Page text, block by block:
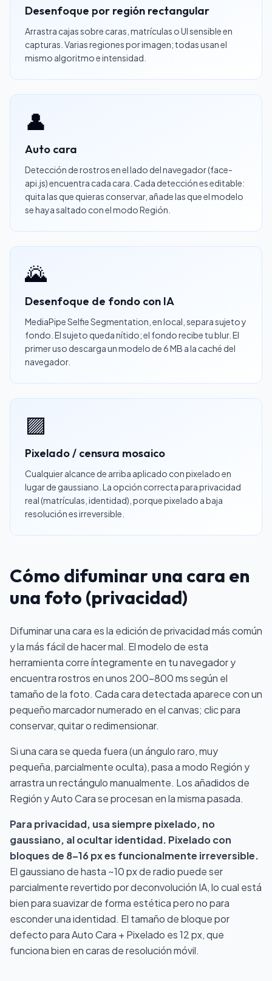
Desenfoque por región rectangular
Arrastra cajas sobre caras, matrículas o UI sensible en
capturas. Varias regiones por imagen; todas usan el
mismo algoritmo e intensidad.
👤
Auto cara
Detección de rostros en el lado del navegador (face-
api.js) encuentra cada cara. Cada detección es editable:
quita las que quieras conservar, añade las que el modelo
se haya saltado con el modo Región.
🌄
Desenfoque de fondo con IA
MediaPipe Selfie Segmentation, en local, separa sujeto y
fondo. El sujeto queda nítido; el fondo recibe tu blur. El
primer uso descarga un modelo de 6 MB a la caché del
navegador.
🟪
Pixelado / censura mosaico
Cualquier alcance de arriba aplicado con pixelado en
lugar de gaussiano. La opción correcta para privacidad
real (matrículas, identidad), porque pixelado a baja
resolución es irreversible.
Cómo difuminar una cara en
una foto (privacidad)
Difuminar una cara es la edición de privacidad más común
y la más fácil de hacer mal. El modelo de esta
herramienta corre íntegramente en tu navegador y
encuentra rostros en unos 200–800 ms según el
tamaño de la foto. Cada cara detectada aparece con un
pequeño marcador numerado en el canvas; clic para
conservar, quitar o redimensionar.
Si una cara se queda fuera (un ángulo raro, muy
pequeña, parcialmente oculta), pasa a modo Región y
arrastra un rectángulo manualmente. Los añadidos de
Región y Auto Cara se procesan en la misma pasada.
Para privacidad, usa siempre pixelado, no
gaussiano, al ocultar identidad. Pixelado con
bloques de 8–16 px es funcionalmente irreversible.
El gaussiano de hasta ~10 px de radio puede ser
parcialmente revertido por deconvolución IA, lo cual está
bien para suavizar de forma estética pero no para
esconder una identidad. El tamaño de bloque por
defecto para Auto Cara + Pixelado es 12 px, que
funciona bien en caras de resolución móvil.